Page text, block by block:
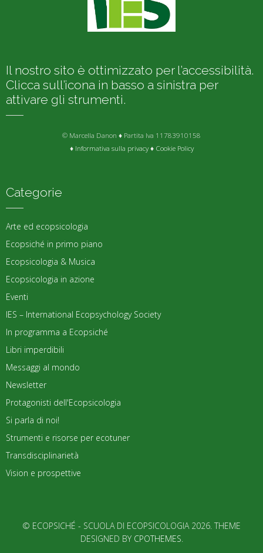
Il nostro sito è ottimizzato per l’accessibilità.
Clicca sull’icona in basso a sinistra per
attivare gli strumenti.
© Marcella Danon ♦ Partita Iva 11783910158
♦ Informativa sulla privacy♦ Cookie Policy
Categorie
Arte ed ecopsicologia
Ecopsiché in primo piano
Ecopsicologia & Musica
Ecopsicologia in azione
Eventi
IES – International Ecopsychology Society
In programma a Ecopsiché
Libri imperdibili
Messaggi al mondo
Newsletter
Protagonisti dell'Ecopsicologia
Si parla di noi!
Strumenti e risorse per ecotuner
Transdisciplinarietà
Vision e prospettive
© ECOPSICHÉ - SCUOLA DI ECOPSICOLOGIA 2026. THEME
DESIGNED BY CPOTHEMES.